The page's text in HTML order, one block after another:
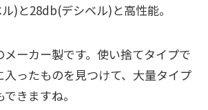
)と28db(デシベル)と高性能。
メーカー製です。使い捨てタイプで
入ったものを見つけて、大量タイプ
きますね。